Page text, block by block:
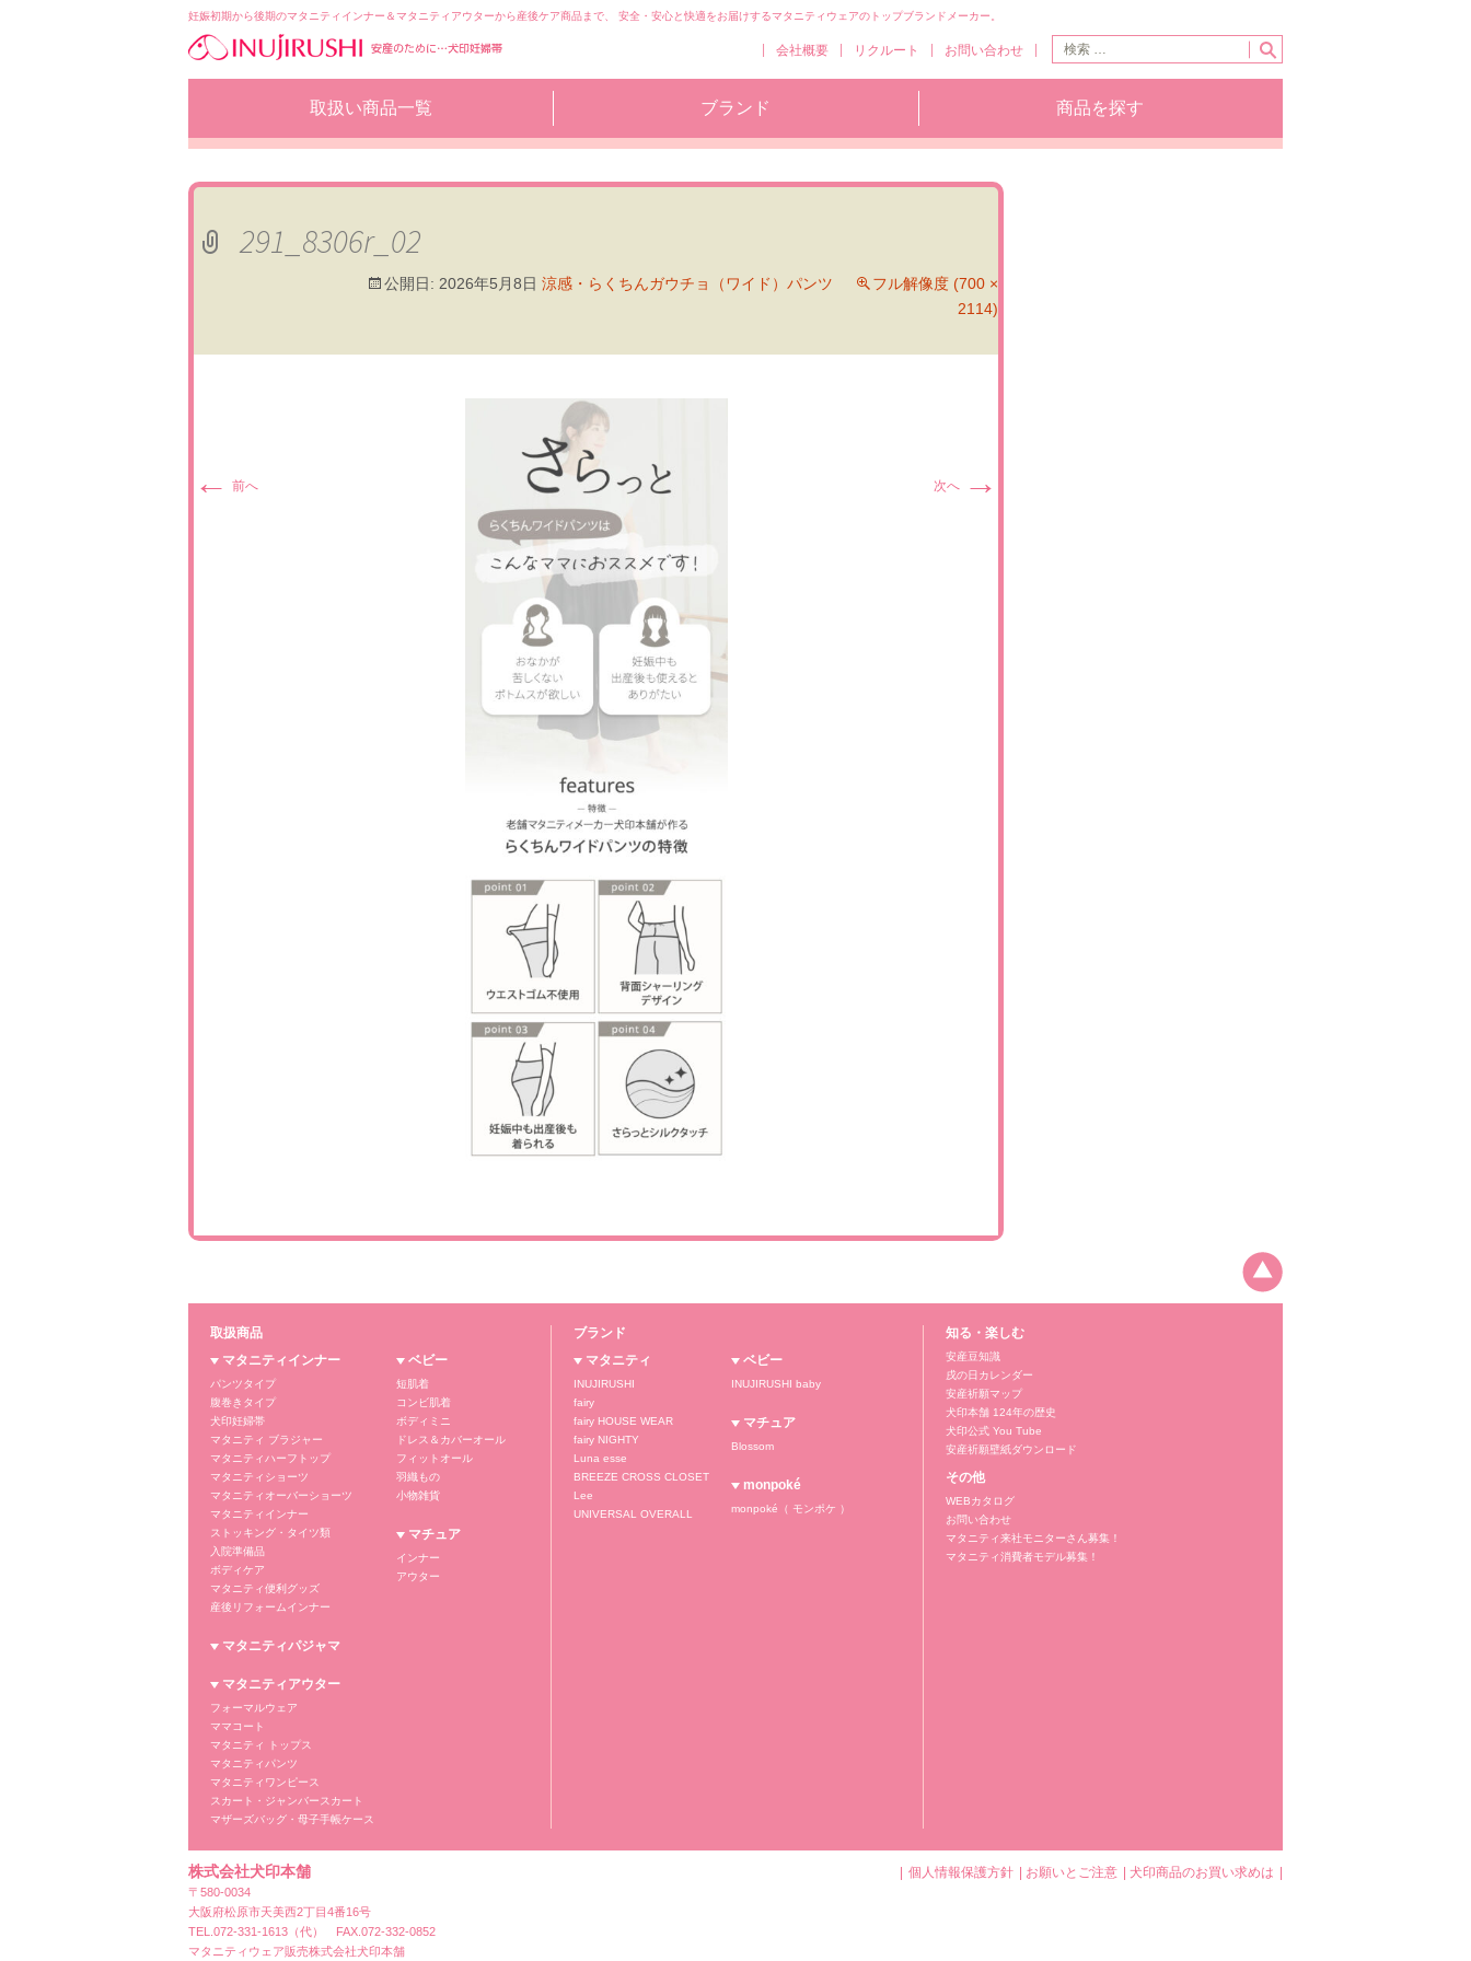
妊娠初期から後期のマタニティインナー＆マタニティアウターから産後ケア商品まで、 安全・安心と快適をお届けするマタニティウェアのトップブランドメーカー。
コ
ン
へ
会社概要 リクルート お問い合わせ
取扱い商品一覧 ブランド 商品を探す
291_8306r_02
公開日: 2026年5月8日 涼感・らくちんガウチョ（ワイド）パンツ
フル解像度 (700 ×
2114)
← 前へ 次へ →
取扱商品
マタニティインナー
パンツタイプ
腹巻きタイプ
犬印妊婦帯
マタニティ ブラジャー
マタニティハーフトップ
マタニティショーツ
マタニティオーバーショーツ
マタニティインナー
ストッキング・タイツ類
入院準備品
ボディケア
マタニティ便利グッズ
産後リフォームインナー
マタニティパジャマ
マタニティアウター
フォーマルウェア
ママコート
マタニティ トップス
マタニティパンツ
マタニティワンピース
スカート・ジャンバースカート
マザーズバッグ・母子手帳ケース
ベビー
短肌着
コンビ肌着
ボディミニ
ドレス＆カバーオール
フィットオール
羽織もの
小物雑貨
マチュア
インナー
アウター
ブランド
マタニティ
INUJIRUSHI
fairy
fairy HOUSE WEAR
fairy NIGHTY
Luna esse
BREEZE CROSS CLOSET
Lee
UNIVERSAL OVERALL
ベビー
INUJIRUSHI baby
マチュア
Blossom
monpoké
monpoké（ モンポケ ）
知る・楽しむ
安産豆知識
戌の日カレンダー
安産祈願マップ
犬印本舗 124年の歴史
犬印公式 You Tube
安産祈願壁紙ダウンロード
その他
WEBカタログ
お問い合わせ
マタニティ来社モニターさん募集！
マタニティ消費者モデル募集！
個人情報保護方針 お願いとご注意 犬印商品のお買い求めは
株式会社犬印本舗
〒580-0034
大阪府松原市天美西2丁目4番16号
TEL.072-331-1613（代） FAX.072-332-0852
マタニティウェア販売株式会社犬印本舗